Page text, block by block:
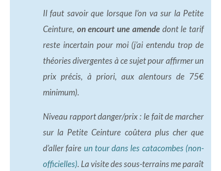
Il faut savoir que lorsque l’on va sur la Petite
Ceinture, on encourt une amende dont le tarif
reste incertain pour moi (j’ai entendu trop de
théories divergentes à ce sujet pour affirmer un
prix précis, à priori, aux alentours de 75€
minimum).
Niveau rapport danger/prix : le fait de marcher
sur la Petite Ceinture coûtera plus cher que
d’aller faire un tour dans les catacombes (non-
officielles). La visite des sous-terrains me paraît